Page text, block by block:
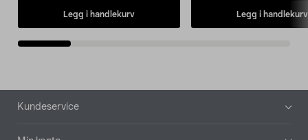
Legg i handlekurv Legg i handlekurv
Bunntekst
Kundeservice